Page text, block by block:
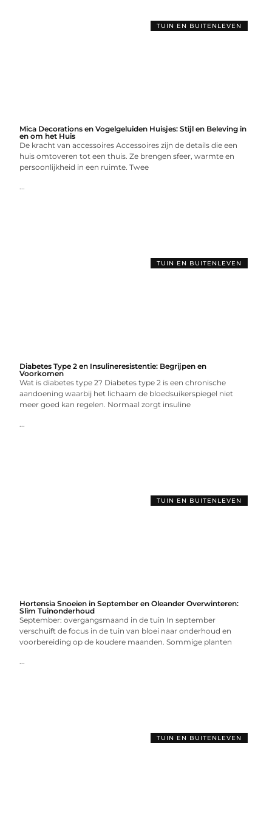
TUIN EN BUITENLEVEN
Mica Decorations en Vogelgeluiden Huisjes: Stijl en Beleving in
en om het Huis
De kracht van accessoires Accessoires zijn de details die een
huis omtoveren tot een thuis. Ze brengen sfeer, warmte en
persoonlijkheid in een ruimte. Twee
...
TUIN EN BUITENLEVEN
Diabetes Type 2 en Insulineresistentie: Begrijpen en
Voorkomen
Wat is diabetes type 2? Diabetes type 2 is een chronische
aandoening waarbij het lichaam de bloedsuikerspiegel niet
meer goed kan regelen. Normaal zorgt insuline
...
TUIN EN BUITENLEVEN
Hortensia Snoeien in September en Oleander Overwinteren:
Slim Tuinonderhoud
September: overgangsmaand in de tuin In september
verschuift de focus in de tuin van bloei naar onderhoud en
voorbereiding op de koudere maanden. Sommige planten
...
TUIN EN BUITENLEVEN